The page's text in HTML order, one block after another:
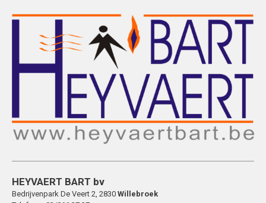
HEYVAERT BART bv
Bedrijvenpark De Veert 2, 2830 Willebroek